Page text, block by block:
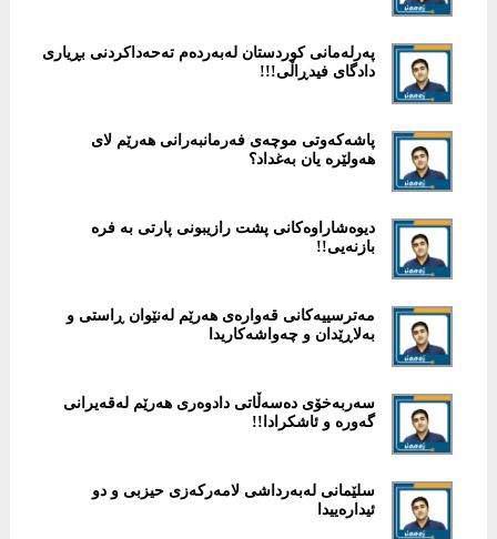
پەرلەمانی كوردستان لەبەردەم تەحەداکردنی بڕیاری
دادگای فیدڕاڵی!!!
پاشەکەوتى موچەى فەرمانبەرانى هەرێم لاى
هەولێرە یان بەغداد؟
دیوەشاراوەكانی پشت رازیبونی پارتی بە فرە
بازنەیی!!
‎مەترسییەكانی قەوارەی هەرێم لەنێوان ڕاستی و
بەلاڕێدان و چەواشەكاریدا
سەربەخۆی دەسەڵاتی دادوەری هەرێم لەقەیرانی
گەورە و ئاشكرادا!!
سلێمانی لەبەرداشی لامەركەزی حیزبی و دو
ئیدارەییدا